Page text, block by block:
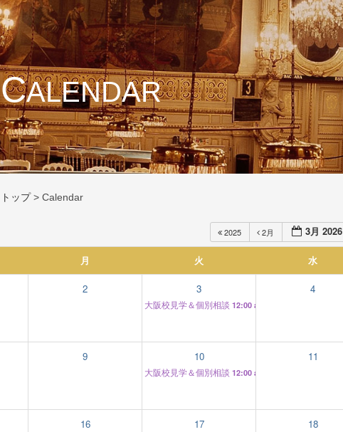
CALENDAR
トップ>Calendar
2025 2月 3月 2026
月 火 水
2 3
大阪校見学＆個別相談 12:00 am
4
9 10
大阪校見学＆個別相談 12:00 am
11
16 17 18